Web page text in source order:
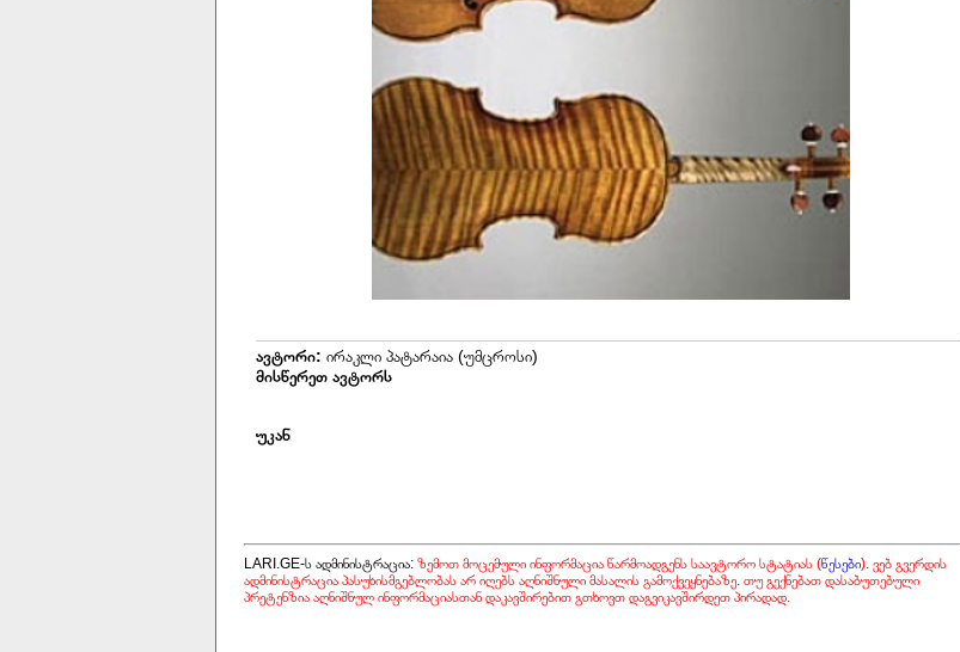
ავტორი: ირაკლი პატარაია (უმცროსი)
მისწერეთ ავტორს
უკან
LARI.GE-ს ადმინისტრაცია: ზემოთ მოცემული ინფორმაცია წარმოადგენს საავტორო სტატიას (წესები). ვებ გვერდის
ადმინისტრაცია პასუხისმგებლობას არ იღებს აღნიშნული მასალის გამოქვეყნებაზე. თუ გექნებათ დასაბუთებული
პრეტენზია აღნიშნულ ინფორმაციასთან დაკავშირებით გთხოვთ დაგვიკავშირდეთ პირადად.